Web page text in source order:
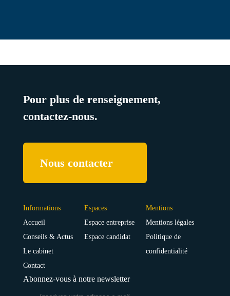
Pour plus de renseignement,
contactez-nous.
Nous contacter
Informations
Accueil
Conseils & Actus
Le cabinet
Contact
Espaces
Espace entreprise
Espace candidat
Mentions
Mentions légales
Politique de
confidentialité
Abonnez-vous à notre newsletter